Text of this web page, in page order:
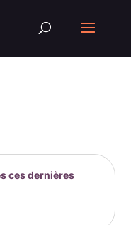
ces dernières